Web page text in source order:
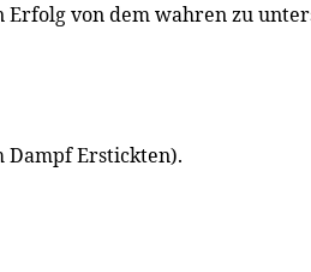
Erfolg von dem wahren zu
Dampf Erstickten).